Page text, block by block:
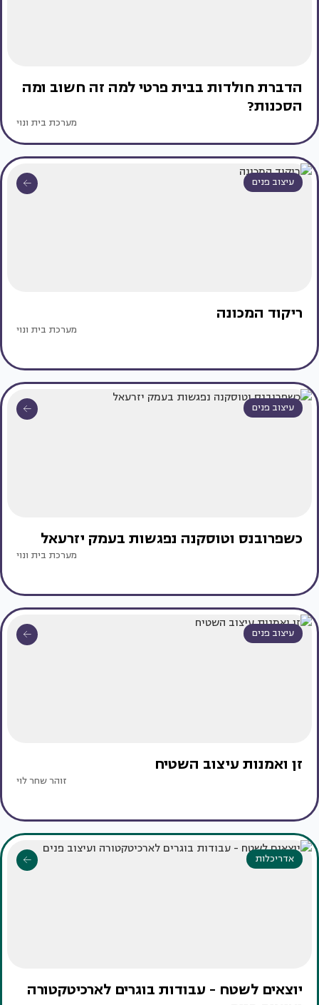
הדברת חולדות בבית פרטי למה זה חשוב ומה
הסכנות?
מערכת בית ונוי
עיצוב פנים
ריקוד המכונה
מערכת בית ונוי
עיצוב פנים
כשפרובנס וטוסקנה נפגשות בעמק יזרעאל
מערכת בית ונוי
עיצוב פנים
זן ואמנות עיצוב השטיח
זוהר שחר לוי
אדריכלות
יוצאים לשטח - עבודות בוגרים לארכיטקטורה